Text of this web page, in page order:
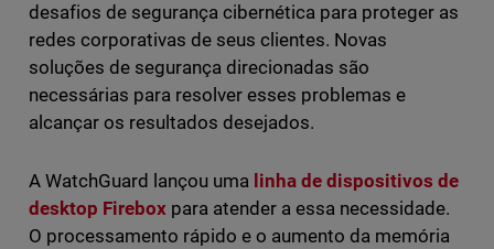
desafios de segurança cibernética para proteger as
redes corporativas de seus clientes. Novas
soluções de segurança direcionadas são
necessárias para resolver esses problemas e
alcançar os resultados desejados.
A WatchGuard lançou uma linha de dispositivos de
desktop Firebox para atender a essa necessidade.
O processamento rápido e o aumento da memória